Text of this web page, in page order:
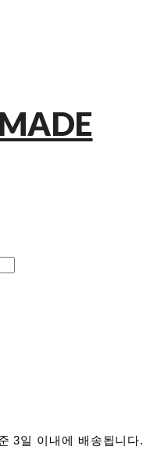
3일 이내에 배송됩니다.